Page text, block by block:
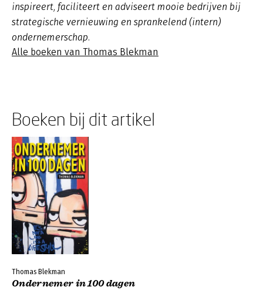
inspireert, faciliteert en adviseert mooie bedrijven bij
strategische vernieuwing en sprankelend (intern)
ondernemerschap.
Alle boeken van Thomas Blekman
Boeken bij dit artikel
Thomas Blekman
Ondernemer in 100 dagen